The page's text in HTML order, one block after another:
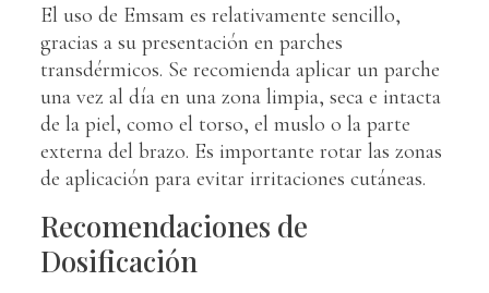
El uso de Emsam es relativamente sencillo,
gracias a su presentación en parches
transdérmicos. Se recomienda aplicar un parche
una vez al día en una zona limpia, seca e intacta
de la piel, como el torso, el muslo o la parte
externa del brazo. Es importante rotar las zonas
de aplicación para evitar irritaciones cutáneas.
Recomendaciones de
Dosificación